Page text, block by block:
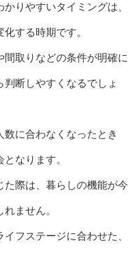
りやすいタイミングは、
する時期です。
取りなどの条件が明確に
断しやすくなるでしょ
に合わなくなったとき
なります。
際は、暮らしの機能が今
ません。
フステージに合わせた、